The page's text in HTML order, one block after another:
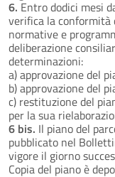
6. Entro dodici mesi
verifica la conformità
normative e
deliberazione
determinazioni:
a) approvazione del
b) approvazione del
c) restituzione del
per la sua
6 bis. Il piano del
pubblicato nel
vigore il giorno
Copia del piano è